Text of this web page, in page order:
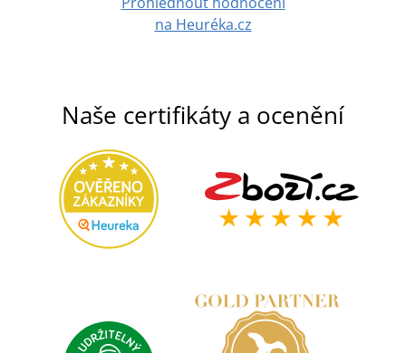
na Heuréka.cz
Naše certifikáty a ocenění